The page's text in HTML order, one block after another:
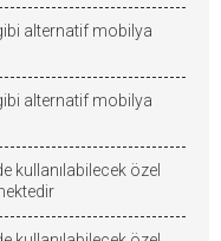
alternatif mobilya
alternatif mobilya
kullanılabilecek özel